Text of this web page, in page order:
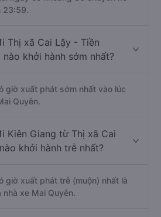
23:59.
Thị xã Cai Lậy - Tiền
khởi hành sớm nhất?
giờ xuất phát sớm nhất vào lúc
Quyên.
Kiên Giang từ Thị xã Cai
khởi hành trễ nhất?
giờ xuất phát trễ (muộn) nhất là
xe Mai Quyên.